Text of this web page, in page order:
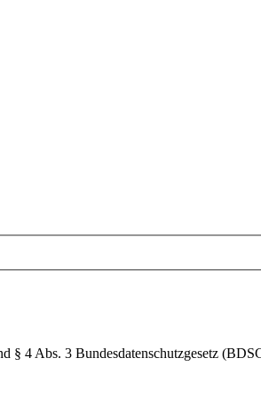
§ 4 Abs. 3 Bundesdatenschutzgesetz